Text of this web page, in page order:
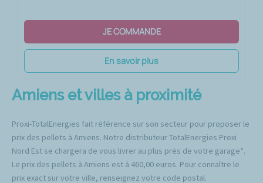
JE COMMANDE
En savoir plus
Amiens et villes à proximité
Proxi-TotalEnergies fait référence sur son secteur pour proposer le
prix des pellets à Amiens. Notre distributeur TotalEnergies Proxi
Nord Est se chargera de vous livrer au plus près de votre garage*.
Le prix des pellets à Amiens est à 460,00 euros. Pour connaître le
prix exact sur votre ville, renseignez votre code postal.